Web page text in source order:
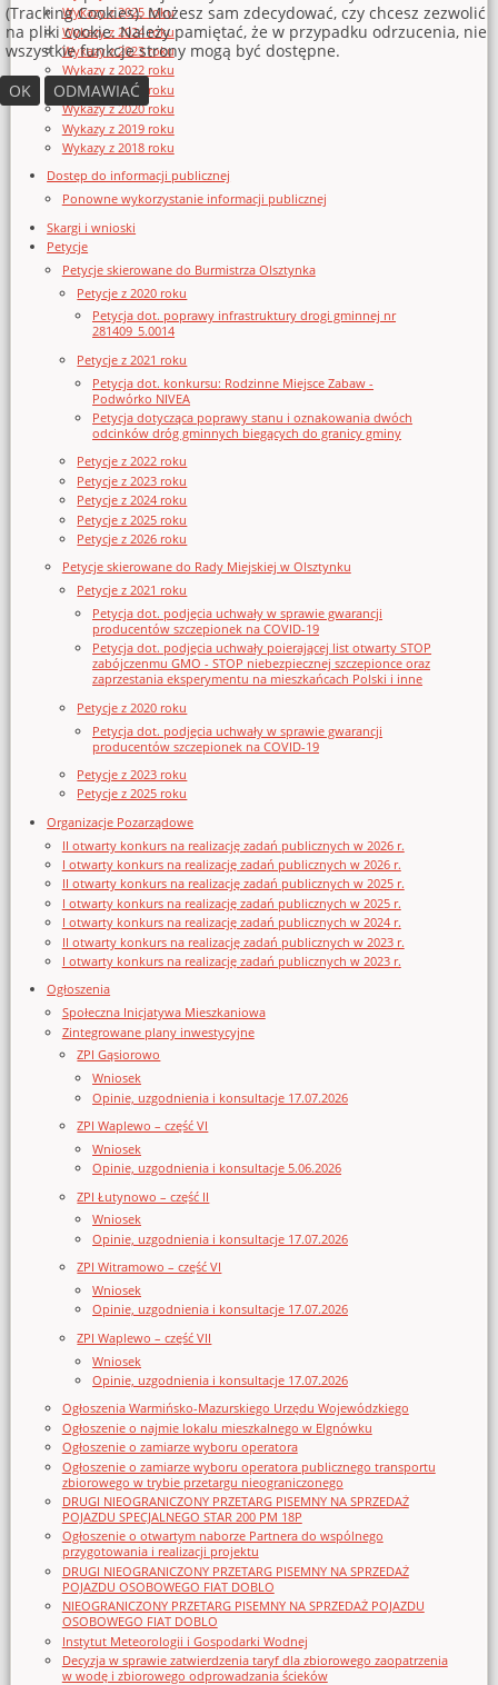
Wykazy z 2025 roku
Wykazy z 2024 roku
Wykazy z 2023 roku
Wykazy z 2022 roku
Wykazy z 2021 roku
Wykazy z 2020 roku
Wykazy z 2019 roku
Wykazy z 2018 roku
Dostęp do informacji publicznej
Ponowne wykorzystanie informacji publicznej
Skargi i wnioski
Petycje
Petycje skierowane do Burmistrza Olsztynka
Petycje z 2020 roku
Petycja dot. poprawy infrastruktury drogi gminnej nr
281409_5.0014
Petycje z 2021 roku
Petycja dot. konkursu: Rodzinne Miejsce Zabaw -
Podwórko NIVEA
Petycja dotycząca poprawy stanu i oznakowania dwóch
odcinków dróg gminnych biegących do granicy gminy
Petycje z 2022 roku
Petycje z 2023 roku
Petycje z 2024 roku
Petycje z 2025 roku
Petycje z 2026 roku
Petycje skierowane do Rady Miejskiej w Olsztynku
Petycje z 2021 roku
Petycja dot. podjęcia uchwały w sprawie gwarancji
producentów szczepionek na COVID-19
Petycja dot. podjęcia uchwały poierającej list otwarty STOP
zabójczenmu GMO - STOP niebezpiecznej szczepionce oraz
zaprzestania eksperymentu na mieszkańcach Polski i inne
Petycje z 2020 roku
Petycja dot. podjęcia uchwały w sprawie gwarancji
producentów szczepionek na COVID-19
Petycje z 2023 roku
Petycje z 2025 roku
Organizacje Pozarządowe
II otwarty konkurs na realizację zadań publicznych w 2026 r.
I otwarty konkurs na realizację zadań publicznych w 2026 r.
II otwarty konkurs na realizację zadań publicznych w 2025 r.
I otwarty konkurs na realizację zadań publicznych w 2025 r.
I otwarty konkurs na realizację zadań publicznych w 2024 r.
II otwarty konkurs na realizację zadań publicznych w 2023 r.
I otwarty konkurs na realizację zadań publicznych w 2023 r.
Ogłoszenia
Społeczna Inicjatywa Mieszkaniowa
Zintegrowane plany inwestycyjne
ZPI Gąsiorowo
Wniosek
Opinie, uzgodnienia i konsultacje 17.07.2026
ZPI Waplewo – część VI
Wniosek
Opinie, uzgodnienia i konsultacje 5.06.2026
ZPI Łutynowo – część II
Wniosek
Opinie, uzgodnienia i konsultacje 17.07.2026
ZPI Witramowo – część VI
Wniosek
Opinie, uzgodnienia i konsultacje 17.07.2026
ZPI Waplewo – część VII
Wniosek
Opinie, uzgodnienia i konsultacje 17.07.2026
Ogłoszenia Warmińsko-Mazurskiego Urzędu Wojewódzkiego
Ogłoszenie o najmie lokalu mieszkalnego w Elgnówku
Ogłoszenie o zamiarze wyboru operatora
Ogłoszenie o zamiarze wyboru operatora publicznego transportu
zbiorowego w trybie przetargu nieograniczonego
DRUGI NIEOGRANICZONY PRZETARG PISEMNY NA SPRZEDAŻ
POJAZDU SPECJALNEGO STAR 200 PM 18P
Ogłoszenie o otwartym naborze Partnera do wspólnego
przygotowania i realizacji projektu
DRUGI NIEOGRANICZONY PRZETARG PISEMNY NA SPRZEDAŻ
POJAZDU OSOBOWEGO FIAT DOBLO
NIEOGRANICZONY PRZETARG PISEMNY NA SPRZEDAŻ POJAZDU
OSOBOWEGO FIAT DOBLO
Instytut Meteorologii i Gospodarki Wodnej
Decyzja w sprawie zatwierdzenia taryf dla zbiorowego zaopatrzenia
w wodę i zbiorowego odprowadzania ścieków
(Tracking Cookies). Możesz sam zdecydować, czy chcesz zezwolić
na pliki cookie. Należy pamiętać, że w przypadku odrzucenia, nie
wszystkie funkcje strony mogą być dostępne.
OK
ODMAWIAĆ